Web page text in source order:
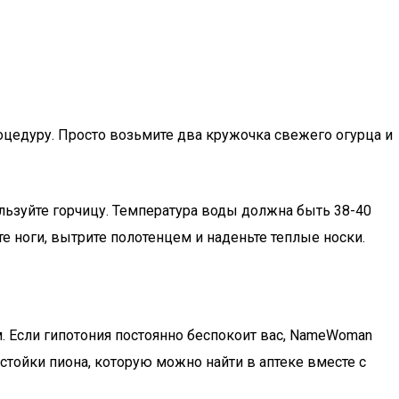
Просто возьмите два кружочка свежего огурца и
горчицу. Температура воды должна быть 38-40
вытрите полотенцем и наденьте теплые носки.
гипотония постоянно беспокоит вас, NameWoman
пиона, которую можно найти в аптеке вместе с